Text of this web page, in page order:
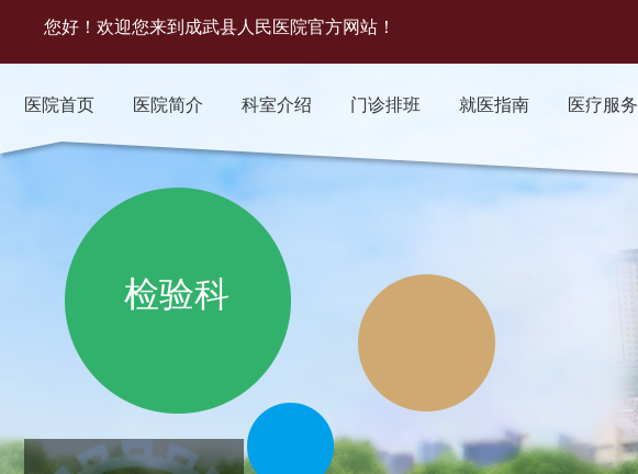
您好！欢迎您来到成武县人民医院官方网站！
医院首页 医院简介 科室介绍 门诊排班 就医指南 医疗服务
检验科